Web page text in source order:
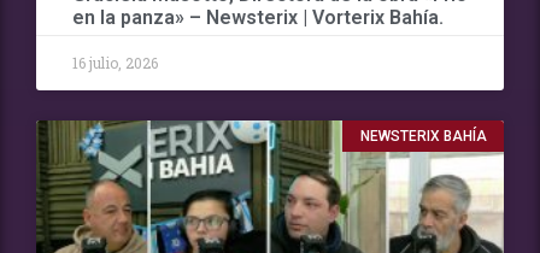
en la panza» – Newsterix | Vorterix Bahía.
16 julio, 2026
NEWSTERIX BAHÍA